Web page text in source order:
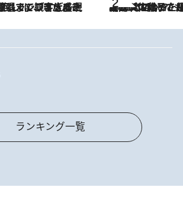
2026.8.5
【阿川佐和子さんの年とる力】なぜ70代で始めた趣味は“こんなに楽しい”のか？ ピアノ、俳句…スランプに陥っても続けられる“ある秘訣”とは
ランキング一覧